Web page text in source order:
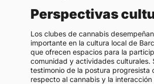
Perspectivas
Los clubes de cannabis
importante en la cultura local de
que ofrecen espacios para la
comunidad y actividades culturales.
testimonio de la postura progresista
respecto al cannabis y la interacción